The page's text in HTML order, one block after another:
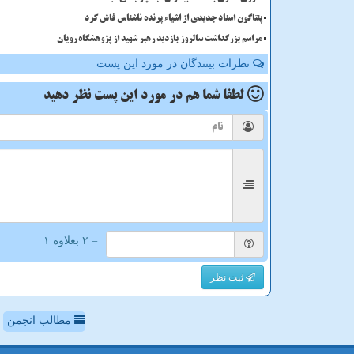
پنتاگون اسناد جدیدی از اشیاء پرنده ناشناس فاش کرد
مراسم بزرگداشت سالروز بازدید رهبر شهید از پژوهشگاه رویان
نظرات بینندگان در مورد این پست
لطفا شما هم در مورد این پست نظر دهید
= ۲ بعلاوه ۱
ثبت نظر
مطالب انجمن